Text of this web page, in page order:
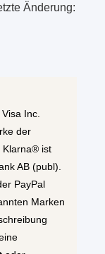
Änderung:
Inc.
der
Klarna® ist
AB (publ).
PayPal
Marken